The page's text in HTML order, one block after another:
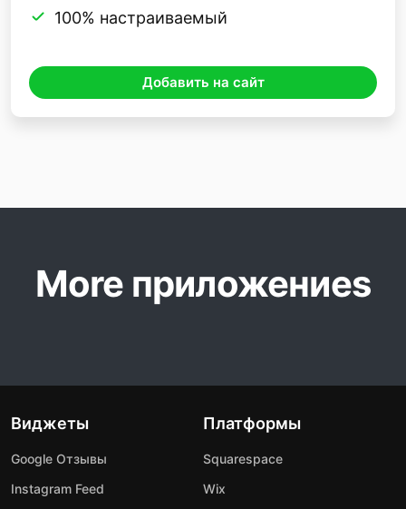
100% настраиваемый
Добавить на сайт
More приложениеs
Виджеты
Google Отзывы
Instagram Feed
Платформы
Squarespace
Wix